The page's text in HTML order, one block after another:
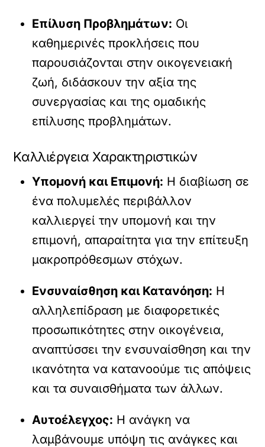
Επίλυση Προβλημάτων: Οι
καθημερινές προκλήσεις που
παρουσιάζονται στην οικογενειακή
ζωή, διδάσκουν την αξία της
συνεργασίας και της ομαδικής
επίλυσης προβλημάτων.
Καλλιέργεια Χαρακτηριστικών
Υπομονή και Επιμονή: Η διαβίωση σε
ένα πολυμελές περιβάλλον
καλλιεργεί την υπομονή και την
επιμονή, απαραίτητα για την επίτευξη
μακροπρόθεσμων στόχων.
Ενσυναίσθηση και Κατανόηση: Η
αλληλεπίδραση με διαφορετικές
προσωπικότητες στην οικογένεια,
αναπτύσσει την ενσυναίσθηση και την
ικανότητα να κατανοούμε τις απόψεις
και τα συναισθήματα των άλλων.
Αυτοέλεγχος: Η ανάγκη να
λαμβάνουμε υπόψη τις ανάγκες και